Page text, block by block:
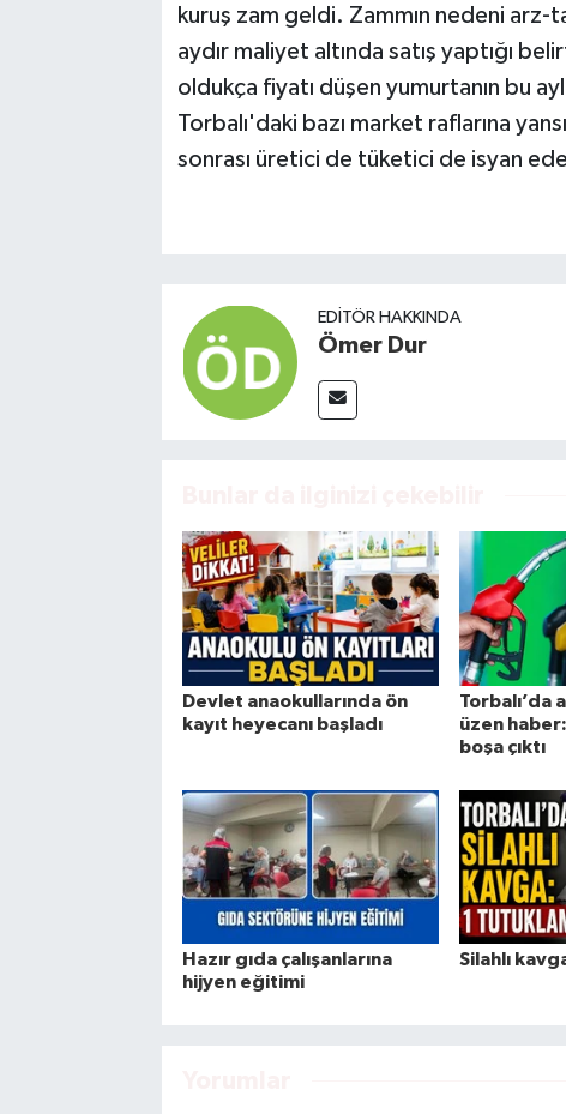
kuruş zam geldi. Zammın nedeni
aydır maliyet altında satış yaptığı
oldukça fiyatı düşen yumurtanın bu
Torbalı'daki bazı market raflarına
sonrası üretici de tüketici de isyan
EDITÖR HAKKINDA
Ömer Dur
Devlet anaokullarında ön
kayıt heyecanı başladı
Torbalı’da
üzen
boşa çıktı
Hazır gıda çalışanlarına
hijyen eğitimi
Silahlı